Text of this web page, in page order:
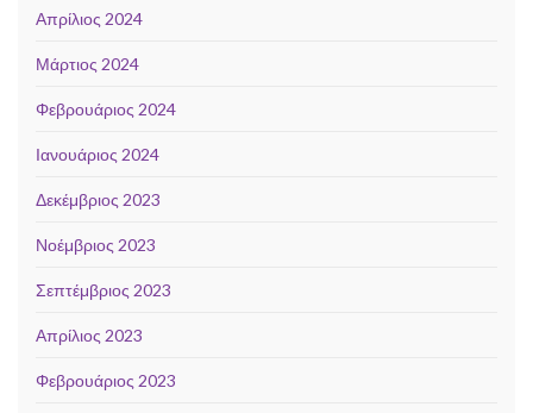
Απρίλιος 2024
Μάρτιος 2024
Φεβρουάριος 2024
Ιανουάριος 2024
Δεκέμβριος 2023
Νοέμβριος 2023
Σεπτέμβριος 2023
Απρίλιος 2023
Φεβρουάριος 2023